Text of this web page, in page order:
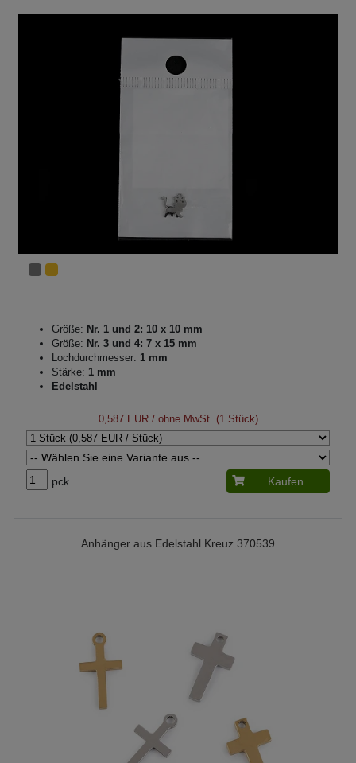
Größe: Nr. 1 und 2: 10 x 10 mm
Größe: Nr. 3 und 4: 7 x 15 mm
Lochdurchmesser: 1 mm
Stärke: 1 mm
Edelstahl
0,587 EUR/ ohne MwSt. (1 Stück)
pck. Kaufen
Anhänger aus Edelstahl Kreuz 370539